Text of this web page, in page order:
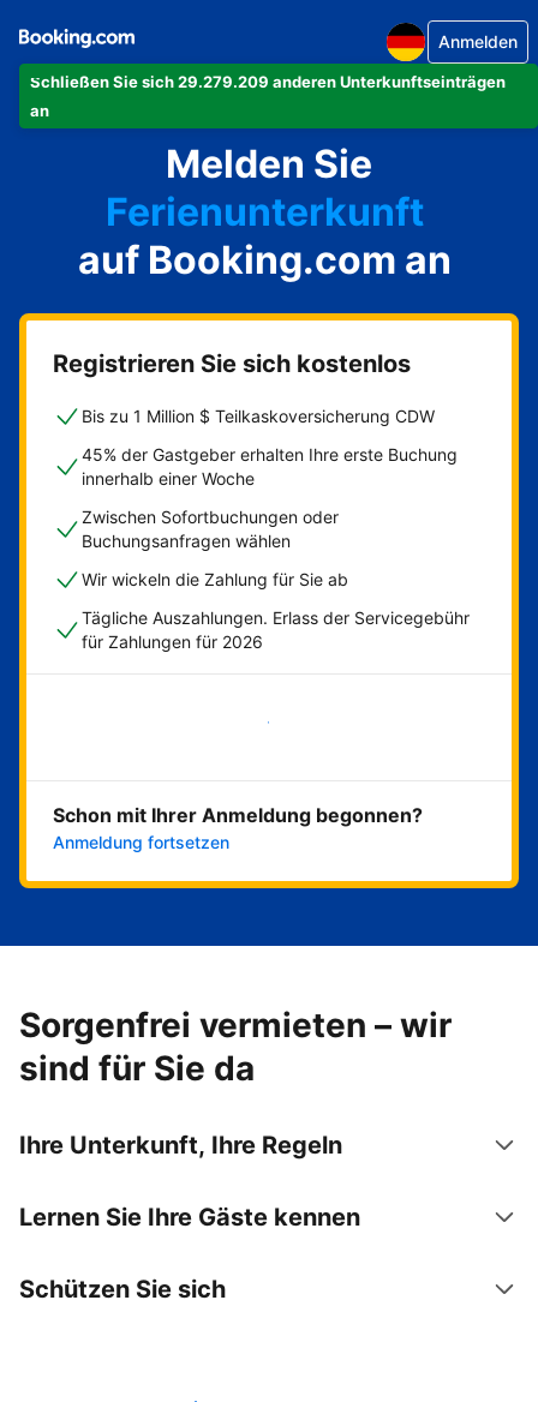
Schließen Sie sich 29.279.209 anderen Unterkunftseinträgen
an
Anmelden
Melden Sie
Ihre Ferienwohnung
Ihr Hotel
Ferienunterkunft
Ihre Pension
Ihr Bed & Breakfast
auf Booking.com an
Registrieren Sie sich kostenlos
Bis zu 1 Million $ Teilkaskoversicherung CDW
45% der Gastgeber erhalten Ihre erste Buchung
innerhalb einer Woche
Zwischen Sofortbuchungen oder
Buchungsanfragen wählen
Wir wickeln die Zahlung für Sie ab
Tägliche Auszahlungen. Erlass der Servicegebühr
für Zahlungen für 2026
Jetzt loslegen
Schon mit Ihrer Anmeldung begonnen?
Anmeldung fortsetzen
Sorgenfrei vermieten – wir
sind für Sie da
Ihre Unterkunft, Ihre Regeln
Lernen Sie Ihre Gäste kennen
Schützen Sie sich